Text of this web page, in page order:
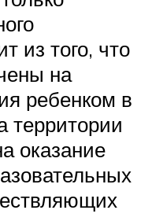
из того, что
на
ребенком в
территории
оказание